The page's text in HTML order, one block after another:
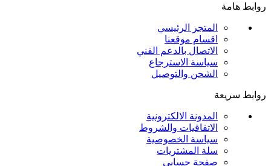
روابط هامة
المتجر الرئيسي
اقسام موقعنا
الاتصال بالدعم الفني
سياسة الاسترجاع
الشحن والتوصيل
روابط سريعة
المدونة الالكترونية
الاتفاقيات والشروط
سياسة الخصوصية
سلة المشتريات
صفحة حسابي